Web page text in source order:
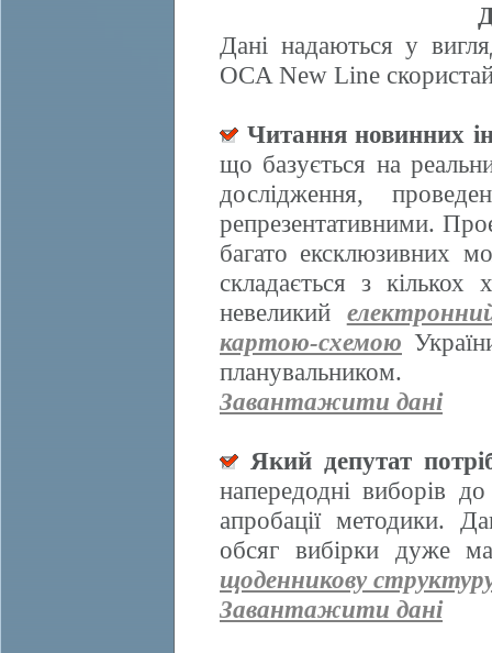
Дані надаються у
OCA New Line
Читання новинних
що базується на
дослідження,
репрезентативними.
багато ексклюзивних
складається з
невеликий
картою-схемою
планувальником.
Завантажити дані
Який депутат
напередодні виборів
апробації методики.
обсяг вибірки дуже
щоденникову
Завантажити дані